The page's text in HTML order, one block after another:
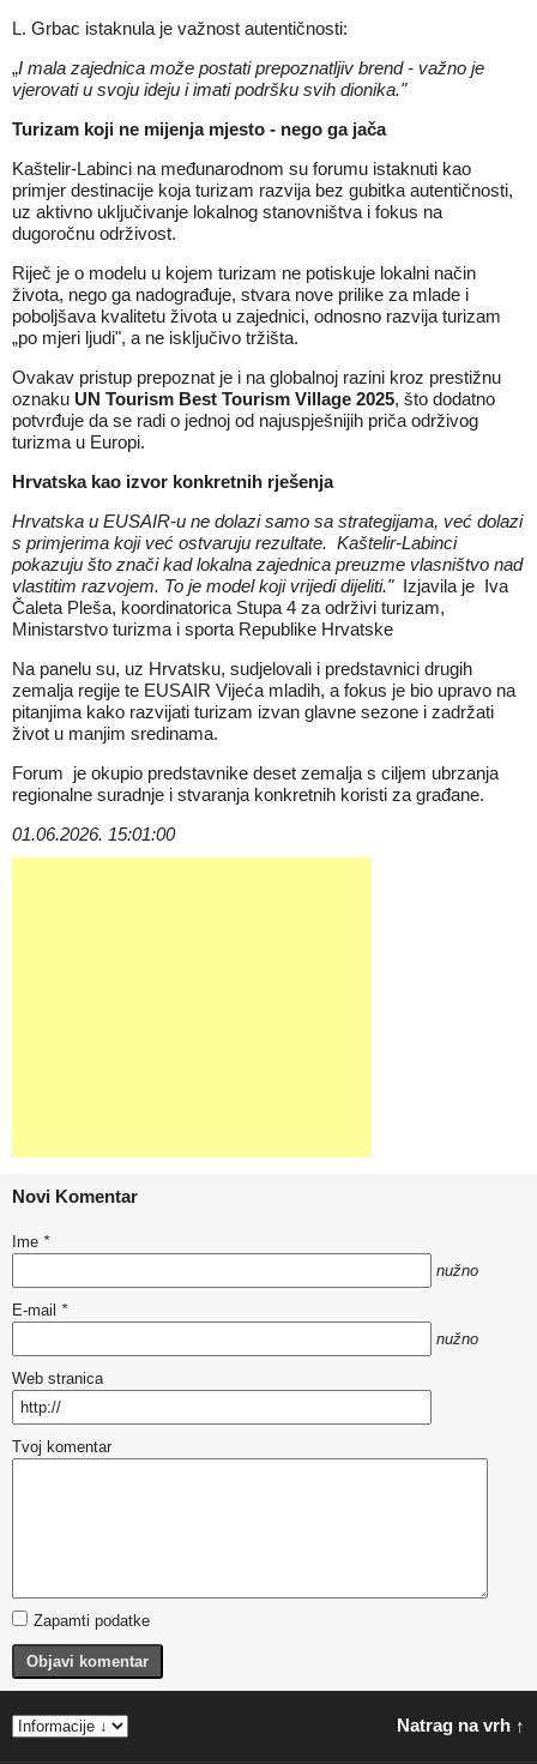
L. Grbac istaknula je važnost autentičnosti:
„I mala zajednica može postati prepoznatljiv brend - važno je
vjerovati u svoju ideju i imati podršku svih dionika."
Turizam koji ne mijenja mjesto - nego ga jača
Kaštelir‑Labinci na međunarodnom su forumu istaknuti kao
primjer destinacije koja turizam razvija bez gubitka autentičnosti,
uz aktivno uključivanje lokalnog stanovništva i fokus na
dugoročnu održivost.
Riječ je o modelu u kojem turizam ne potiskuje lokalni način
života, nego ga nadograđuje, stvara nove prilike za mlade i
poboljšava kvalitetu života u zajednici, odnosno razvija turizam
„po mjeri ljudi", a ne isključivo tržišta.
Ovakav pristup prepoznat je i na globalnoj razini kroz prestižnu
oznaku UN Tourism Best Tourism Village 2025, što dodatno
potvrđuje da se radi o jednoj od najuspješnijih priča održivog
turizma u Europi.
Hrvatska kao izvor konkretnih rješenja
Hrvatska u EUSAIR-u ne dolazi samo sa strategijama, već dolazi
s primjerima koji već ostvaruju rezultate. Kaštelir-Labinci
pokazuju što znači kad lokalna zajednica preuzme vlasništvo nad
vlastitim razvojem. To je model koji vrijedi dijeliti."Izjavila je Iva
Čaleta Pleša, koordinatorica Stupa 4 za održivi turizam,
Ministarstvo turizma i sporta Republike Hrvatske
Na panelu su, uz Hrvatsku, sudjelovali i predstavnici drugih
zemalja regije te EUSAIR Vijeća mladih, a fokus je bio upravo na
pitanjima kako razvijati turizam izvan glavne sezone i zadržati
život u manjim sredinama.
Forum je okupio predstavnike deset zemalja s ciljem ubrzanja
regionalne suradnje i stvaranja konkretnih koristi za građane.
01.06.2026. 15:01:00
Novi Komentar
Ime *
nužno
E-mail *
nužno
Web stranica
Tvoj komentar
Zapamti podatke
Objavi komentar
Natrag na vrh ↑